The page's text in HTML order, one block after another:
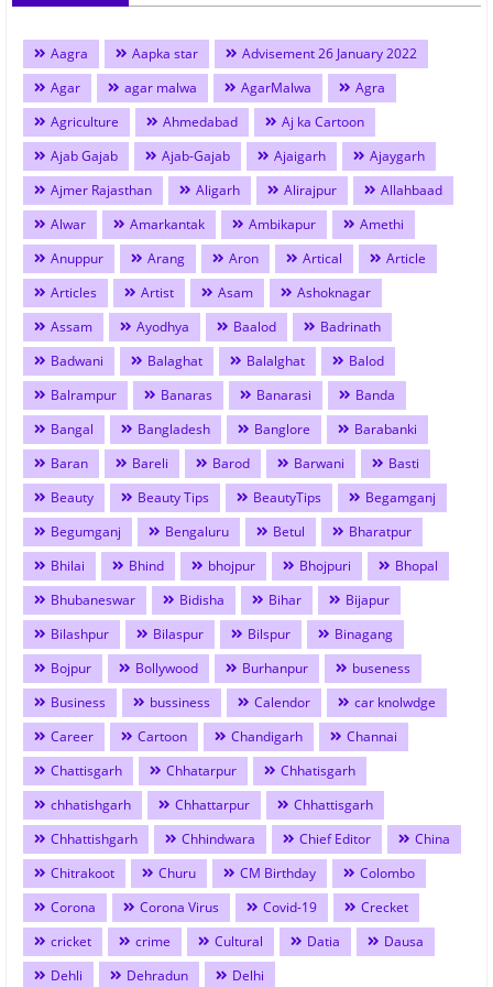
Aagra Aapka star
Advisement 26 January 2022
Agar
agar malwa AgarMalwa
Agra
Agriculture
Ahmedabad
Aj ka Cartoon
Ajab Gajab
Ajab-Gajab Ajaigarh
Ajaygarh
Ajmer Rajasthan
Aligarh Alirajpur
Allahbaad
Alwar
Amarkantak Ambikapur
Amethi
Anuppur
Arang Aron Artical
Article
Articles
Artist Asam
Ashoknagar
Assam
Ayodhya Baalod
Badrinath
Badwani
Balaghat Balalghat
Balod
Balrampur
Banaras Banarasi
Banda
Bangal
Bangladesh Banglore
Barabanki
Baran
Bareli Barod Barwani
Basti
Beauty
Beauty Tips BeautyTips
Begamganj
Begumganj
Bengaluru Betul
Bharatpur
Bhilai
Bhind bhojpur Bhojpuri
Bhopal
Bhubaneswar
Bidisha Bihar
Bijapur
Bilashpur
Bilaspur Bilspur
Binagang
Bojpur
Bollywood Burhanpur
buseness
Business
bussiness Calendor
car knolwdge
Career
Cartoon Chandigarh
Channai
Chattisgarh
Chhatarpur
Chhatisgarh
chhatishgarh
Chhattarpur
Chhattisgarh
Chhattishgarh
Chhindwara Chief Editor
China
Chitrakoot
Churu CM Birthday
Colombo
Corona
Corona Virus Covid-19
Crecket
cricket
crime Cultural Datia
Dausa
Dehli
Dehradun Delhi